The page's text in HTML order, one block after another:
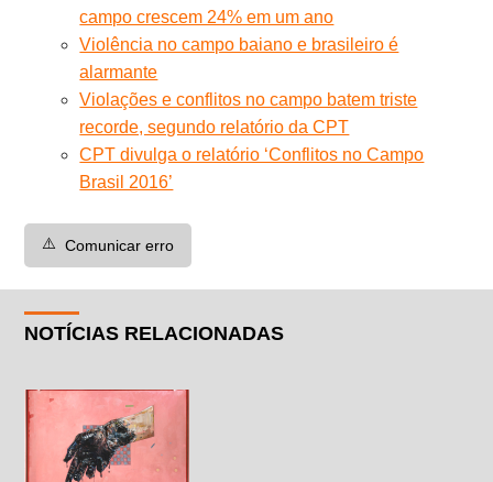
campo crescem 24% em um ano
Violência no campo baiano e brasileiro é
alarmante
Violações e conflitos no campo batem triste
recorde, segundo relatório da CPT
CPT divulga o relatório ‘Conflitos no Campo
Brasil 2016’
⚠️ Comunicar erro
NOTÍCIAS RELACIONADAS